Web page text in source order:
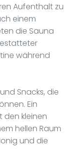
Aufenthalt zu
einem
die Sauna
während
Snacks, die
Ein
den kleinen
hellen Raum
und die